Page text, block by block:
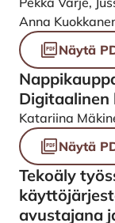
Anna
Näytä
Katariina
Näytä
Tekoäly
avustajana